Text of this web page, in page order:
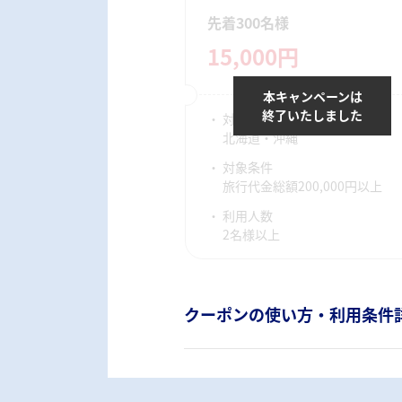
先着300名様
15,000円
対象宿泊地
北海道・沖縄
対象条件
旅行代金総額200,000円以上
利用人数
2名様以上
本キャンペーンは
終了いたしました
クーポンの使い方・利用条件